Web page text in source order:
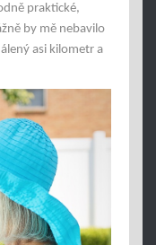
praktické,
by mě nebavilo
asi kilometr a